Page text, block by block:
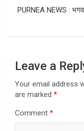
PURNEA NEWS :
Leave a
Your email address
are marked *
Comment *